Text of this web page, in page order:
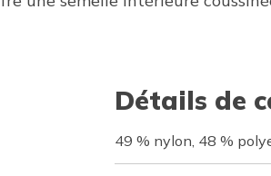
Détails de
49 % nylon, 48 %